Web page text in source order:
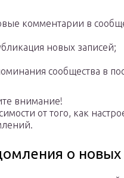
комментарии в
новых записей;
сообщества в
внимание!
от того, как
о